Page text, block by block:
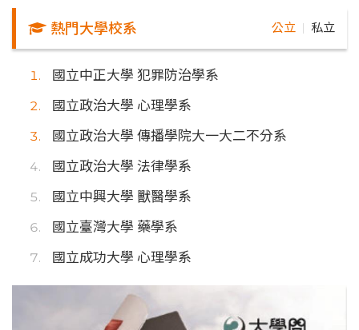
熱門大學校系 公立 私立
國立中正大學 犯罪防治學系
國立政治大學 心理學系
國立政治大學 傳播學院大一大二不分系
國立政治大學 法律學系
國立中興大學 獸醫學系
國立臺灣大學 藥學系
國立成功大學 心理學系